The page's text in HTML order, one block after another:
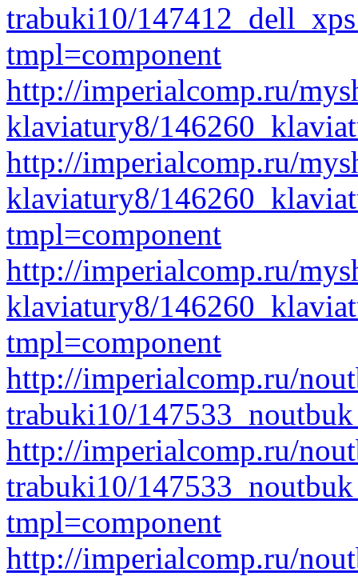
trabuki10/
tmpl=component
http://imperialcomp.ru/
klaviatury8/
http://imperialcomp.ru/
klaviatury8/
tmpl=component
http://imperialcomp.ru/
klaviatury8/
tmpl=component
http://imperialcomp.ru/
trabuki10/
http://imperialcomp.ru/
trabuki10/
tmpl=component
http://imperialcomp.ru/